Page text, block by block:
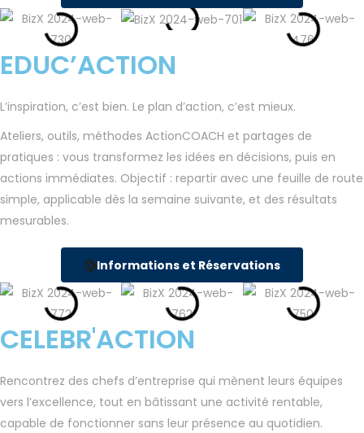
EDUC’ACTION
L’inspiration, c’est bien. Le plan d’action, c’est mieux.
Ateliers, outils, méthodes ActionCOACH et partages de
pratiques : vous transformez les idées en décisions, puis en
actions immédiates. Objectif : repartir avec une feuille de route
simple, applicable dès la semaine suivante, et des résultats
mesurables.
Informations et Réservations
CELEBR'ACTION
Rencontrez des chefs d’entreprise qui mènent leurs équipes
vers l’excellence, tout en bâtissant une activité rentable,
capable de fonctionner sans leur présence au quotidien.